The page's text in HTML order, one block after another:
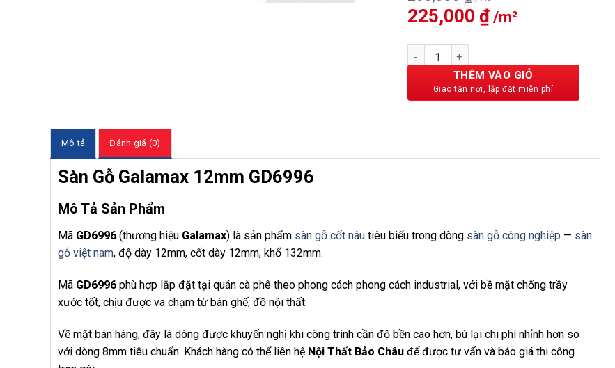
Giá
gốc
là:
260,000 ₫.
225,000 ₫
Giá
225,000 ₫.
Sàn Gỗ Galamax 12mm GD6996 số lượng
THÊM VÀO GIỎ
Mô tả Đánh giá (0)
Sàn Gỗ Galamax 12mm GD6996
Mô Tả Sản Phẩm
Mã GD6996 (thương hiệu Galamax) là sản phẩm sàn gỗ cốt nâu tiêu biểu trong dòng sàn gỗ công nghiệp — sàn
gỗ việt nam, độ dày 12mm, cốt dày 12mm, khổ 132mm.
Mã GD6996 phù hợp lắp đặt tại quán cà phê theo phong cách phong cách industrial, với bề mặt chống trầy
xước tốt, chịu được va chạm từ bàn ghế, đồ nội thất.
Về mặt bán hàng, đây là dòng được khuyến nghị khi công trình cần độ bền cao hơn, bù lại chi phí nhỉnh hơn so
với dòng 8mm tiêu chuẩn. Khách hàng có thể liên hệ Nội Thất Bảo Châu để được tư vấn và báo giá thi công